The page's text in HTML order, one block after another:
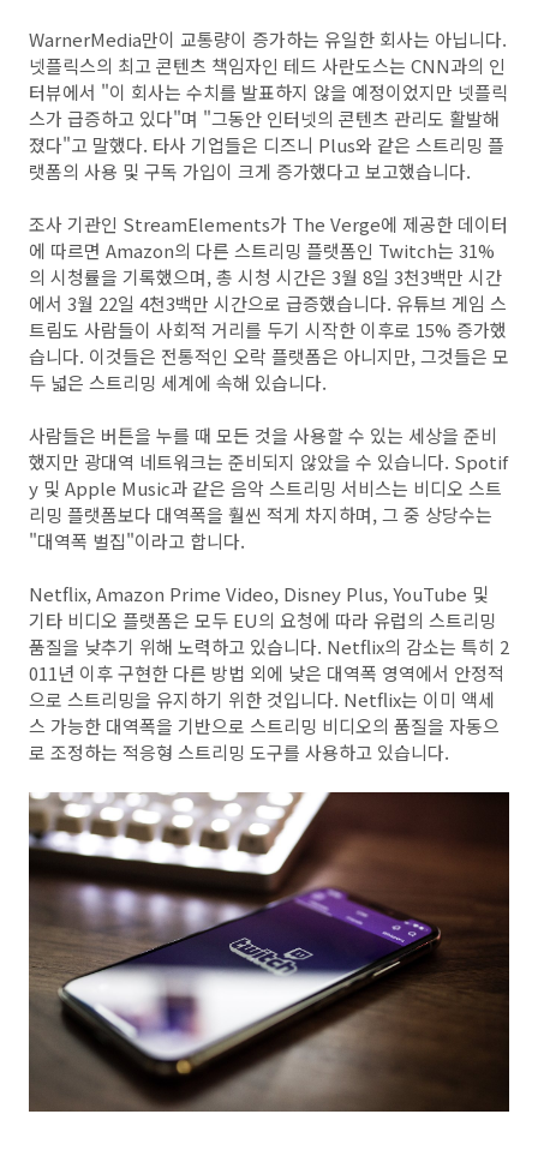
WarnerMedia만이 교통량이 증가하는 유일한 회사는 아닙니다.
넷플릭스의 최고 콘텐츠 책임자인 테드 사란도스는 CNN과의 인
터뷰에서 "이 회사는 수치를 발표하지 않을 예정이었지만 넷플릭
스가 급증하고 있다"며 "그동안 인터넷의 콘텐츠 관리도 활발해
졌다"고 말했다. 타사 기업들은 디즈니 Plus와 같은 스트리밍 플
랫폼의 사용 및 구독 가입이 크게 증가했다고 보고했습니다.
조사 기관인 StreamElements가 The Verge에 제공한 데이터
에 따르면 Amazon의 다른 스트리밍 플랫폼인 Twitch는 31%
의 시청률을 기록했으며, 총 시청 시간은 3월 8일 3천3백만 시간
에서 3월 22일 4천3백만 시간으로 급증했습니다. 유튜브 게임 스
트림도 사람들이 사회적 거리를 두기 시작한 이후로 15% 증가했
습니다. 이것들은 전통적인 오락 플랫폼은 아니지만, 그것들은 모
두 넓은 스트리밍 세계에 속해 있습니다.
사람들은 버튼을 누를 때 모든 것을 사용할 수 있는 세상을 준비
했지만 광대역 네트워크는 준비되지 않았을 수 있습니다. Spotif
y 및 Apple Music과 같은 음악 스트리밍 서비스는 비디오 스트
리밍 플랫폼보다 대역폭을 훨씬 적게 차지하며, 그 중 상당수는
"대역폭 벌집"이라고 합니다.
Netflix, Amazon Prime Video, Disney Plus, YouTube 및
기타 비디오 플랫폼은 모두 EU의 요청에 따라 유럽의 스트리밍
품질을 낮추기 위해 노력하고 있습니다. Netflix의 감소는 특히 2
011년 이후 구현한 다른 방법 외에 낮은 대역폭 영역에서 안정적
으로 스트리밍을 유지하기 위한 것입니다. Netflix는 이미 액세
스 가능한 대역폭을 기반으로 스트리밍 비디오의 품질을 자동으
로 조정하는 적응형 스트리밍 도구를 사용하고 있습니다.